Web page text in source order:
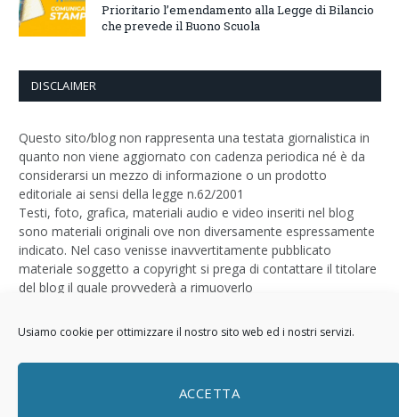
Usiamo cookie per ottimizzare il nostro sito web ed i nostri servizi.
ACCETTA
Prioritario l’emendamento alla Legge di Bilancio
che prevede il Buono Scuola
DISCLAIMER
Questo sito/blog non rappresenta una testata giornalistica in
quanto non viene aggiornato con cadenza periodica né è da
considerarsi un mezzo di informazione o un prodotto
editoriale ai sensi della legge n.62/2001
Testi, foto, grafica, materiali audio e video inseriti nel blog
sono materiali originali ove non diversamente espressamente
indicato. Nel caso venisse inavvertitamente pubblicato
materiale soggetto a copyright si prega di contattare il titolare
del blog il quale provvederà a rimuoverlo
Logo bySizegraph